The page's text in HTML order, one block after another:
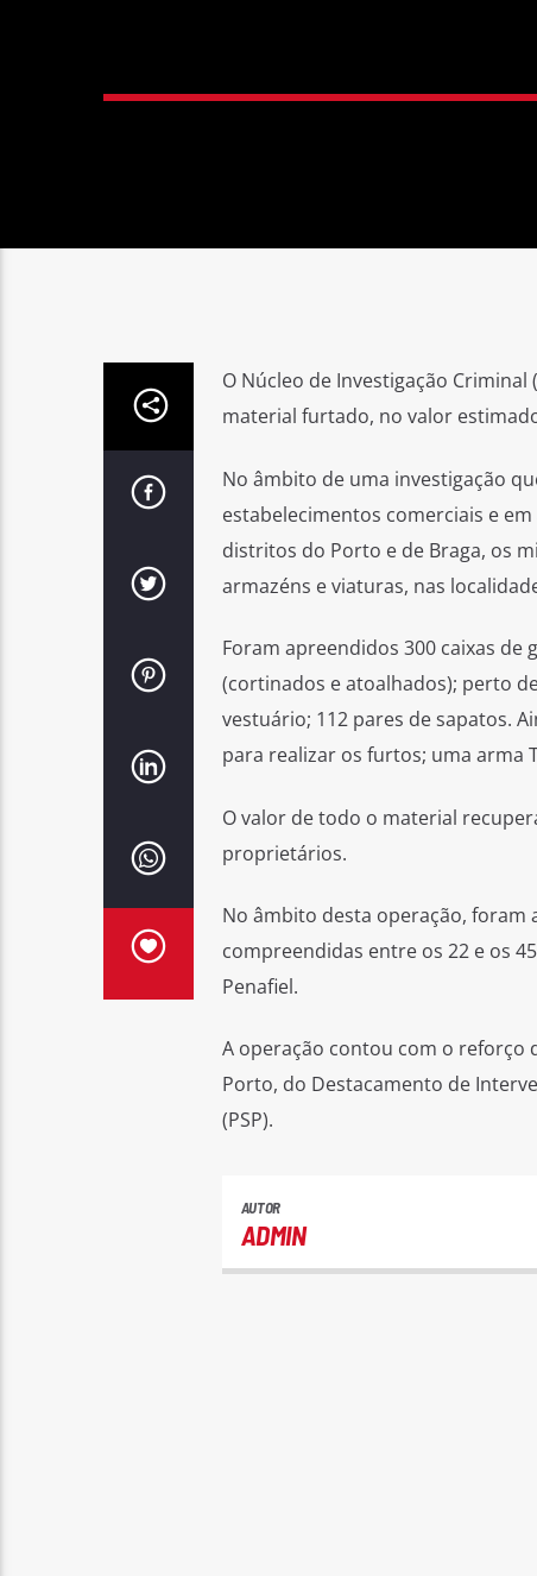
O Núcleo de Investigação
material furtado, no valor
No âmbito de uma investigação
estabelecimentos comerciais e
distritos do Porto e de Braga, os
armazéns e viaturas, nas
Foram apreendidos 300 caixas de
(cortinados e atoalhados); perto
vestuário; 112 pares de sapatos.
para realizar os furtos; uma arma
O valor de todo o material
proprietários.
No âmbito desta operação,
compreendidas entre os 22 e os
Penafiel.
A operação contou com o reforço
Porto, do Destacamento de
(PSP).
AUTOR
ADMIN